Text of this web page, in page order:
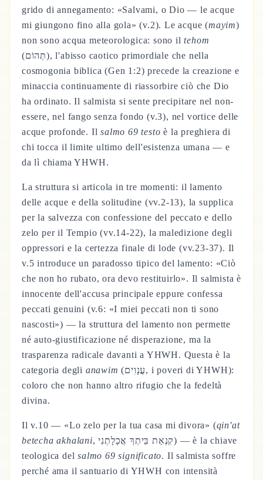
grido di annegamento: «Salvami, o Dio — le acque
mi giungono fino alla gola» (v.2). Le acque (mayim)
non sono acqua meteorologica: sono iltehom
(תְּהוֹם), l'abisso caotico primordiale che nella
cosmogonia biblica (Gen 1:2) precede la creazione e
minaccia continuamente di riassorbire ciò che Dio
ha ordinato. Il salmista si sente precipitare nel non-
essere, nel fango senza fondo (v.3), nel vortice delle
acque profonde. Ilsalmo 69 testo è la preghiera di
chi tocca il limite ultimo dell'esistenza umana — e
da lì chiama YHWH.
La struttura si articola in tre momenti: il lamento
delle acque e della solitudine (vv.2-13), la supplica
per la salvezza con confessione del peccato e dello
zelo per il Tempio (vv.14-22), la maledizione degli
oppressori e la certezza finale di lode (vv.23-37). Il
v.5 introduce un paradosso tipico del lamento: «Ciò
che non ho rubato, ora devo restituirlo». Il salmista è
innocente dell'accusa principale eppure confessa
peccati genuini (v.6: «I miei peccati non ti sono
nascosti») — la struttura del lamento non permette
né auto-giustificazione né disperazione, ma la
trasparenza radicale davanti a YHWH. Questa è la
categoria degli anawim (עֲנָוִים, i poveri di YHWH):
coloro che non hanno altro rifugio che la fedeltà
divina.
Il v.10 — «Lo zelo per la tua casa mi divora» (qin'at
betecha akhalani, קִנְאַת בֵּיתְךָ אֲכָלָתְנִי) — è la chiave
teologica delsalmo 69 significato. Il salmista soffre
perché ama il santuario di YHWH con intensità